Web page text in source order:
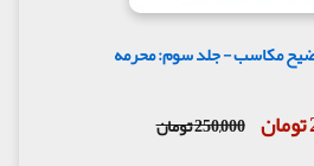
مکاسب - جلد سوم: محرمه
250,000 تومان